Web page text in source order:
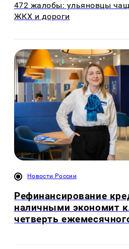
472 жалобы: ульяновцы
ЖКХ и дороги
Новости России
Рефинансирование
наличными экономит
четверть